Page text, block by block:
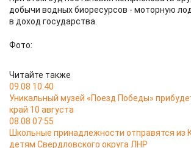
добычи водных биоресурсов - моторную
в доход государства.
Фото:
Читайте также
09.08 10:40
Уникальный музей «Поезд Победы»
край 10 августа
08.08 07:55
Школьные принадлежности отправятся из
детям Свердловского округа ЛНР